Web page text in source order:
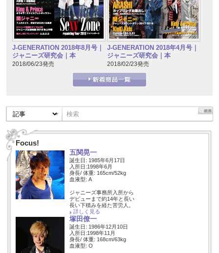
J-GENERATION 2018年8月号｜
ジャニーズ研究会｜本
2018/06/23発売
J-GENERATION 2018年4月号｜
ジャニーズ研究会｜本
2018/02/23発売
Focus!
五関晃一
誕生日: 1985年6月17日
入所日:1998年6月
身長/ 体重: 165cm/52kg
血液型: A
ジャニーズ事務所入所から
デビューまで約14年と長い
長い下積みを経た苦労人。
詳しく見る
塚田僚一
誕生日: 1986年12月10日
入所日:1998年11月
身長/ 体重: 168cm/63kg
血液型: O